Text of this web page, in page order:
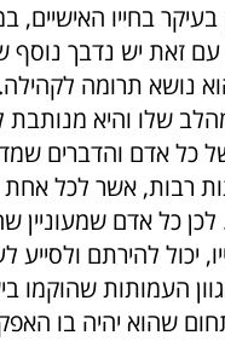
בחייו האישיים,
עם זאת יש נדבך
נושא תרומה
שלו והיא מנותבת
כל אדם והדברים
רבות, אשר לכל אחת
כל אדם שמעוניין
יכול להירתם
העמותות שהוקמו
שהוא יהיה בו